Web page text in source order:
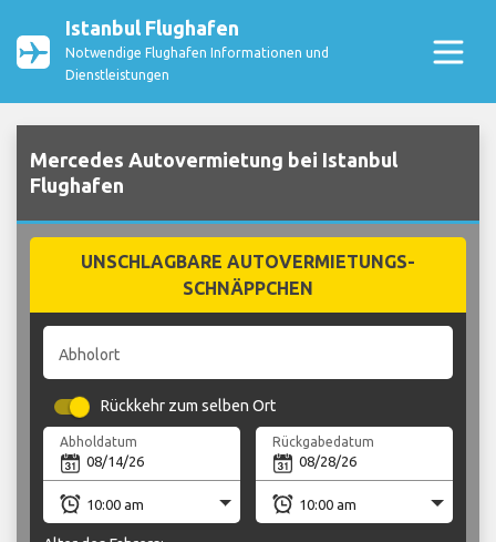
Istanbul Flughafen
Notwendige Flughafen Informationen und
Dienstleistungen
Mercedes Autovermietung bei Istanbul
Flughafen
UNSCHLAGBARE AUTOVERMIETUNGS-
SCHNÄPPCHEN
Abholort
Rückkehr zum selben Ort
Abholdatum Rückgabedatum